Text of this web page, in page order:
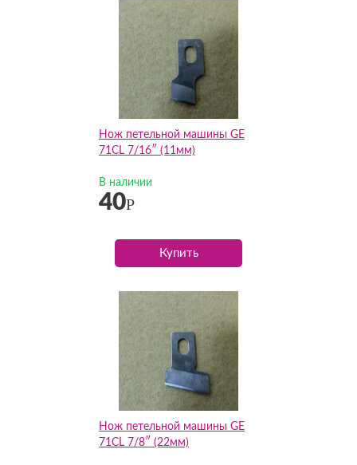
Нож петельной машины GE
71CL 7/16″ (11мм)
В наличии
40Р
Купить
Нож петельной машины GE
71CL 7/8″ (22мм)